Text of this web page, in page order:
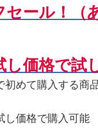
セール！
し価格で試
初めて購入する商
し価格で購入可能